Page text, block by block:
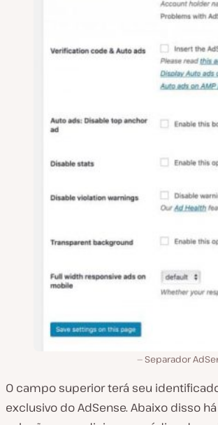
Separador
O campo superior terá seu
exclusivo do AdSense. Abaixo disso